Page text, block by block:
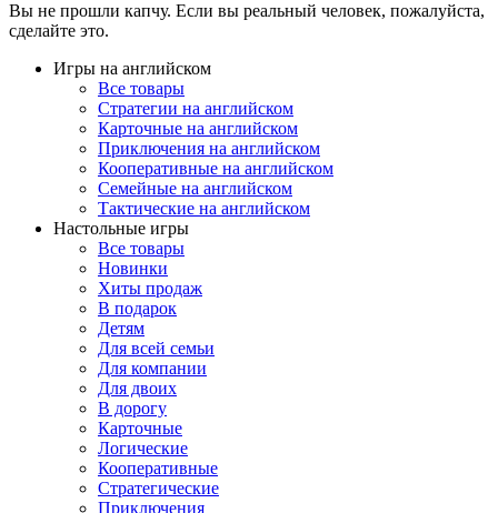
Вы не прошли капчу. Если вы реальный человек, пожалуйста,
сделайте это.
Игры на английском
Все товары
Стратегии на английском
Карточные на английском
Приключения на английском
Кооперативные на английском
Семейные на английском
Тактические на английском
Настольные игры
Все товары
Новинки
Хиты продаж
В подарок
Детям
Для всей семьи
Для компании
Для двоих
В дорогу
Карточные
Логические
Кооперативные
Стратегические
Приключения